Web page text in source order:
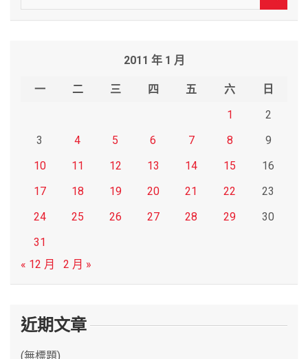
e
2011 年 1 月
一 二 三 四 五 六
日
1
2
3
4 5 6 7 8
9
10
11 12 13 14 15
16
17
18 19 20 21 22
23
24
25 26 27 28 29
30
31
« 12 月
2 月 »
近期文章
(無標題)